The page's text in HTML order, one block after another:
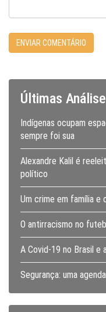
Últimas
Indígenas ocupam
sempre foi sua
Alexandre Kalil é
político
Um crime em família
O antirracismo no
A Covid-19 no Brasil e
Segurança: uma